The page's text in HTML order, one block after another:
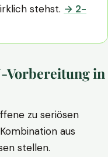
stehst. → 2-
Vorbereitung in
zu seriösen
aus
stellen.